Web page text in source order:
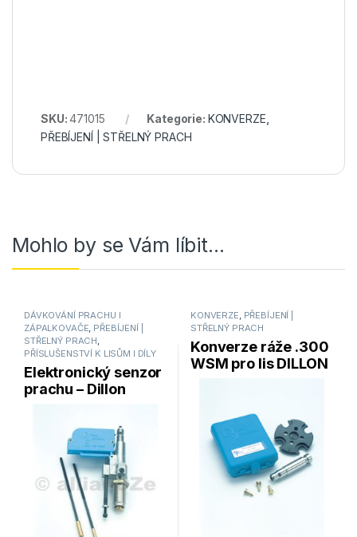
SKU:471015 Kategorie: KONVERZE
PŘEBÍJENÍ | STŘELNÝ PRACH
Mohlo by se Vám líbit…
DÁVKOVÁNÍ PRACHU I
ZÁPALKOVAČE, PŘEBÍJENÍ |
STŘELNÝ PRACH,
PŘÍSLUŠENSTVÍ K LISŮM I DÍLY
Elektronický senzor
prachu – Dillon
KONVERZE, PŘEBÍJENÍ |
STŘELNÝ PRACH
Konverze ráže .300
WSM pro lis DILLON